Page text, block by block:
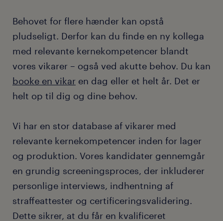
Behovet for flere hænder kan opstå
pludseligt. Derfor kan du finde en ny kollega
med relevante kernekompetencer blandt
vores vikarer – også ved akutte behov. Du kan
booke en vikar en dag eller et helt år. Det er
helt op til dig og dine behov.
Vi har en stor database af vikarer med
relevante kernekompetencer inden for lager
og produktion. Vores kandidater gennemgår
en grundig screeningsproces, der inkluderer
personlige interviews, indhentning af
straffeattester og certificeringsvalidering.
Dette sikrer, at du får en kvalificeret